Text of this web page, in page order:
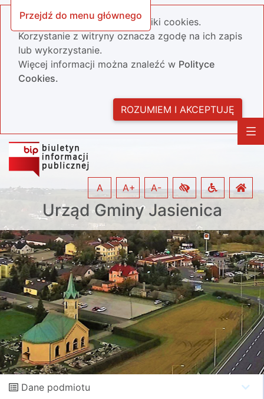
Przejdź do menu głównego
Nasza strona wykorzystuje pliki cookies.
Korzystanie z witryny oznacza zgodę na ich zapis
lub wykorzystanie.
Więcej informacji można znaleźć w Polityce
Cookies.
ROZUMIEM I AKCEPTUJĘ
Urząd Gminy Jasienica
A A+ A-
Dane podmiotu